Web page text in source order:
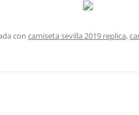
con camiseta sevilla 2019 replica,